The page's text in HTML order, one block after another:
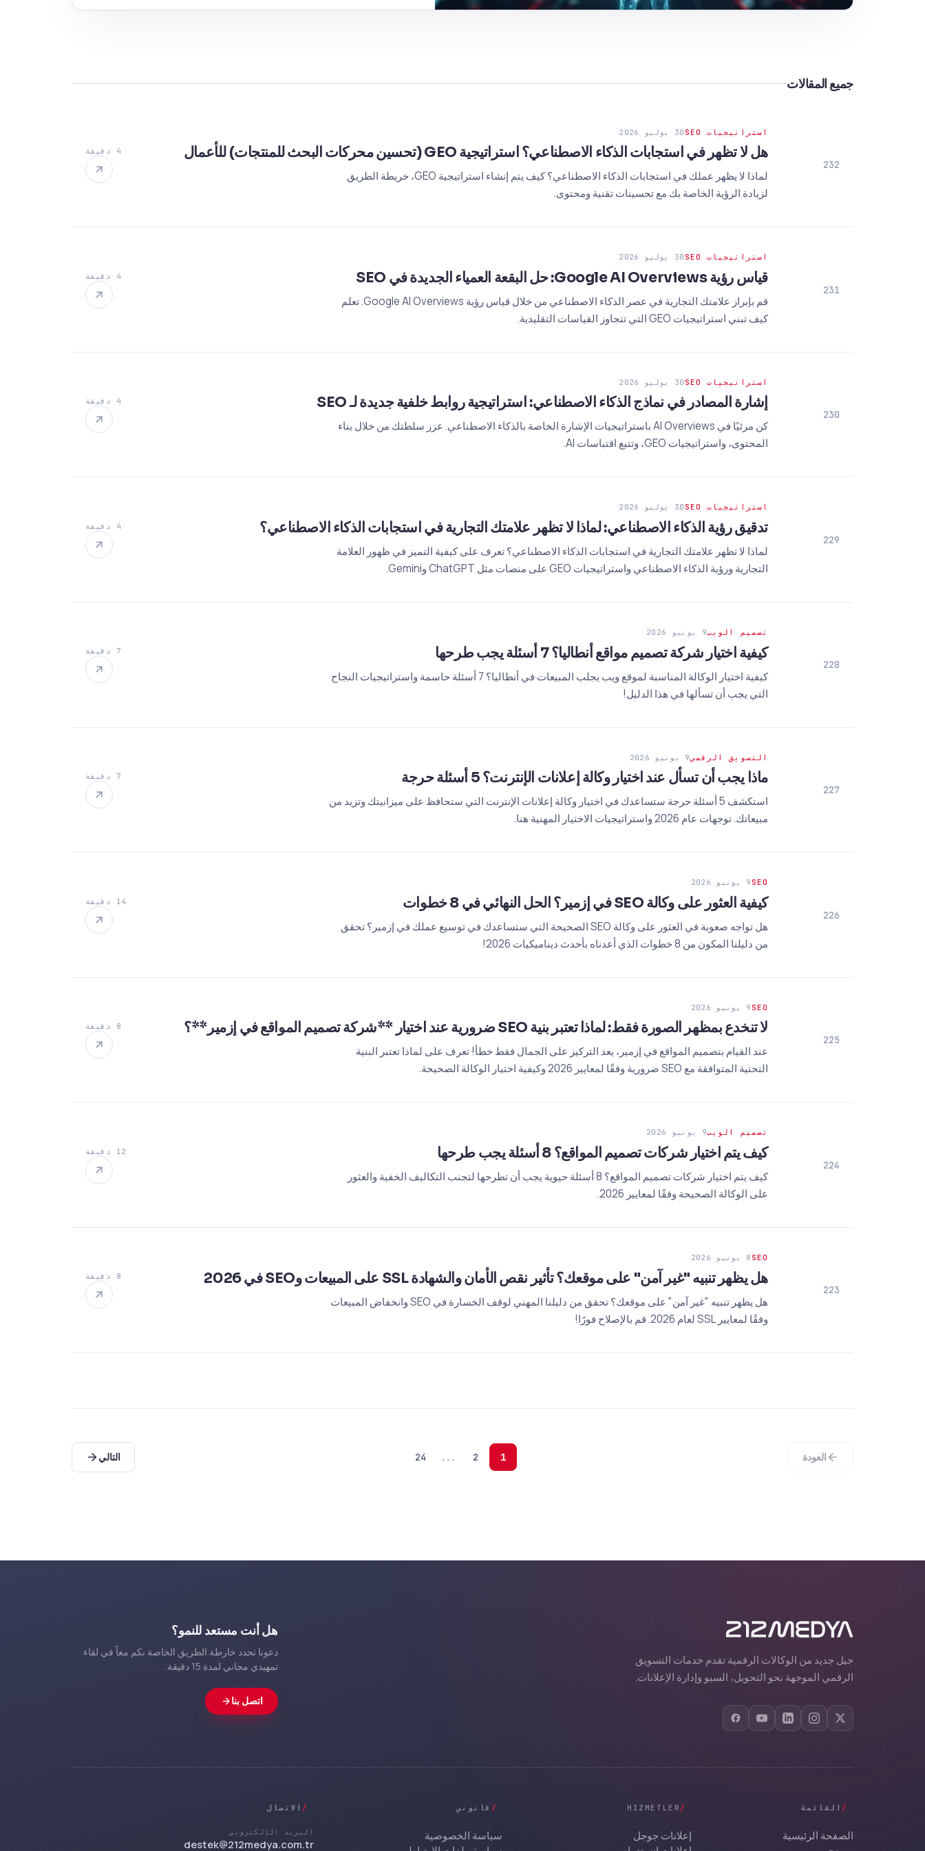
جميع المقالات
232
استراتيجيات SEO 30 يوليو 2026
هل لا تظهر في استجابات الذكاء الاصطناعي؟ استراتيجية GEO (تحسين محركات البحث للمنتجات) للأعمال
لماذا لا يظهر عملك في استجابات الذكاء الاصطناعي؟ كيف يتم إنشاء استراتيجية GEO، خريطة الطريق
لزيادة الرؤية الخاصة بك مع تحسينات تقنية ومحتوى.
4 دقيقة
231
استراتيجيات SEO 30 يوليو 2026
قياس رؤية Google AI Overviews: حل البقعة العمياء الجديدة في SEO
قم بإبراز علامتك التجارية في عصر الذكاء الاصطناعي من خلال قياس رؤية Google AI Overviews. تعلم
كيف تبني استراتيجيات GEO التي تتجاوز القياسات التقليدية.
4 دقيقة
230
استراتيجيات SEO 30 يوليو 2026
إشارة المصادر في نماذج الذكاء الاصطناعي: استراتيجية روابط خلفية جديدة لـ SEO
كن مرئيًا في AI Overviews باستراتيجيات الإشارة الخاصة بالذكاء الاصطناعي. عزز سلطتك من خلال بناء
المحتوى، واستراتيجيات GEO، وتتبع اقتباسات AI.
4 دقيقة
229
استراتيجيات SEO 30 يوليو 2026
تدقيق رؤية الذكاء الاصطناعي: لماذا لا تظهر علامتك التجارية في استجابات الذكاء الاصطناعي؟
لماذا لا تظهر علامتك التجارية في استجابات الذكاء الاصطناعي؟ تعرف على كيفية التميز في ظهور العلامة
التجارية ورؤية الذكاء الاصطناعي واستراتيجيات GEO على منصات مثل ChatGPT وGemini.
4 دقيقة
228
تصميم الويب9 يونيو 2026
كيفية اختيار شركة تصميم مواقع أنطاليا؟ 7 أسئلة يجب طرحها
كيفية اختيار الوكالة المناسبة لموقع ويب يجلب المبيعات في أنطاليا؟ 7 أسئلة حاسمة واستراتيجيات النجاح
التي يجب أن تسألها في هذا الدليل!
7 دقيقة
227
التسويق الرقمي9 يونيو 2026
ماذا يجب أن تسأل عند اختيار وكالة إعلانات الإنترنت؟ 5 أسئلة حرجة
استكشف 5 أسئلة حرجة ستساعدك في اختيار وكالة إعلانات الإنترنت التي ستحافظ على ميزانيتك وتزيد من
مبيعاتك. توجهات عام 2026 واستراتيجيات الاختيار المهنية هنا.
7 دقيقة
226
SEO9 يونيو 2026
كيفية العثور على وكالة SEO في إزمير؟ الحل النهائي في 8 خطوات
هل تواجه صعوبة في العثور على وكالة SEO الصحيحة التي ستساعدك في توسيع عملك في إزمير؟ تحقق
من دليلنا المكون من 8 خطوات الذي أعدناه بأحدث ديناميكيات 2026!
14 دقيقة
225
SEO9 يونيو 2026
لا تنخدع بمظهر الصورة فقط: لماذا تعتبر بنية SEO ضرورية عند اختيار **شركة تصميم المواقع في إزمير**؟
عند القيام بتصميم المواقع في إزمير، يعد التركيز على الجمال فقط خطأ! تعرف على لماذا تعتبر البنية
التحتية المتوافقة مع SEO ضرورية وفقًا لمعايير 2026 وكيفية اختيار الوكالة الصحيحة.
8 دقيقة
224
تصميم الويب9 يونيو 2026
كيف يتم اختيار شركات تصميم المواقع؟ 8 أسئلة يجب طرحها
كيف يتم اختيار شركات تصميم المواقع؟ 8 أسئلة حيوية يجب أن تطرحها لتجنب التكاليف الخفية والعثور
على الوكالة الصحيحة وفقًا لمعايير 2026.
12 دقيقة
223
SEO8 يونيو 2026
هل يظهر تنبيه "غير آمن" على موقعك؟ تأثير نقص الأمان والشهادة SSL على المبيعات وSEO في 2026
هل يظهر تنبيه "غير آمن" على موقعك؟ تحقق من دليلنا المهني لوقف الخسارة في SEO وانخفاض المبيعات
وفقًا لمعايير SSL لعام 2026. قم بالإصلاح فورًا!
8 دقيقة
العودة 1
2
...
24 التالي
جيل جديد من الوكالات الرقمية تقدم خدمات التسويق
الرقمي الموجهة نحو التحويل، السيو وإدارة الإعلانات.
هل أنت مستعد للنمو؟
دعونا نحدد خارطة الطريق الخاصة بكم معاً في لقاء
تمهيدي مجاني لمدة 15 دقيقة.
اتصل بنا
/ القائمة
الصفحة الرئيسية
/
HIZMETLER
إعلانات جوجل
/ قانوني
سياسة الخصوصية
/ الاتصال
البريد الإلكتروني
destek@212medya.com.tr